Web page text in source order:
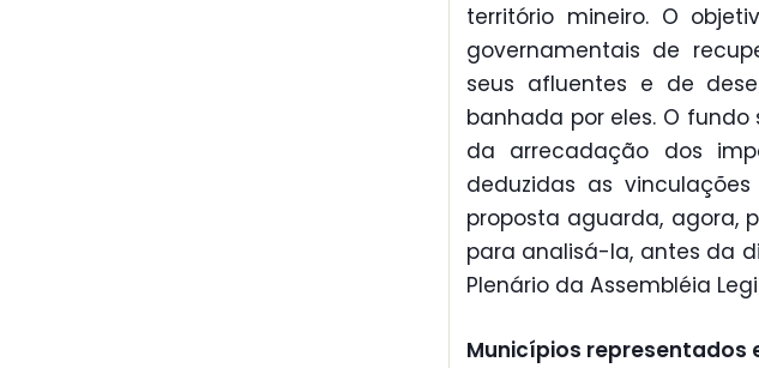
território mineiro. O
governamentais de
seus afluentes e de
banhada por eles. O
da arrecadação dos
deduzidas as
proposta aguarda, agora,
para analisá-la, antes da
Plenário da Assembléia
Municípios representados